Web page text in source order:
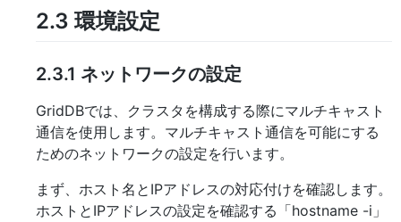
2.3 環境設定
2.3.1 ネットワークの設定
GridDBでは、クラスタを構成する際にマルチキャスト
通信を使用します。マルチキャスト通信を可能にする
ためのネットワークの設定を行います。
まず、ホスト名とIPアドレスの対応付けを確認します。
ホストとIPアドレスの設定を確認する「hostname -i」